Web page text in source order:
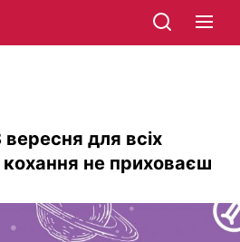
для всіх
кохання не приховаєш